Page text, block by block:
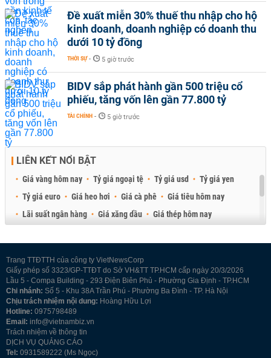
Đề xuất miễn 30% thuế thu nhập cho hộ
kinh doanh, doanh nghiệp có doanh thu
dưới 10 tỷ đồng
THỜI SỰ - 5 giờ trước
BIDV sắp phát hành gần 500 triệu cổ
phiếu, tăng vốn lên gần 77.800 tỷ
TÀI CHÍNH - 5 giờ trước
LIÊN KẾT NỔI BẬT
Giá vàng hôm nay Tỷ giá ngoại tệ Tỷ giá usd
Tỷ giá yen
Tỷ giá euro
Giá heo hơi Giá cà phê
Giá tiêu hôm nay
Lãi suất ngân hàng
Giá xăng dầu
Giá thép hôm nay
Trang TTĐTTH của công ty VietNewsCorp
Giấy phép số 3323/GP-TTĐT do Sở VH&TT TP.HCM cấp ngày 20/3/2026
Lầu 5 - Compa Building - 293 Điện Biên Phủ - Phường Gia Định - TP.HCM
Chi nhánh: Số 5 - Khu 38A Trần Phú - Phường Ba Đình - TP. Hà Nội
Chịu trách nhiệm nội dung: Hoàng Hữu Lợi
Hotline: 0975798489
Email: info@vietnambiz.vn
Trách nhiệm về thông tin
DỊCH VỤ QUẢNG CÁO
Tel: 0931589222 (Ms Ngọc)